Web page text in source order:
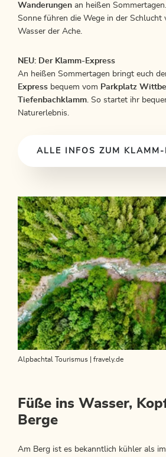
Wanderungen an heißen
Sonne führen die Wege in der Schlucht
Wasser der Ache.
NEU: Der Klamm-Express
An heißen Sommertagen bringt euch
Express bequem vom Parkplatz
Tiefenbachklamm. So startet ihr
Naturerlebnis.
ALLE INFOS ZUM KLAMM-
Alpbachtal Tourismus | fravely.de
Füße ins Wasser,
Berge
Am Berg ist es bekanntlich kühler als